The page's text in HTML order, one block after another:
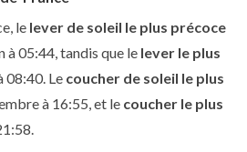
le lever de soleil le plus précoce
à 05:44, tandis que le lever le plus
08:40. Le coucher de soleil le plus
à 16:55, et le coucher le plus